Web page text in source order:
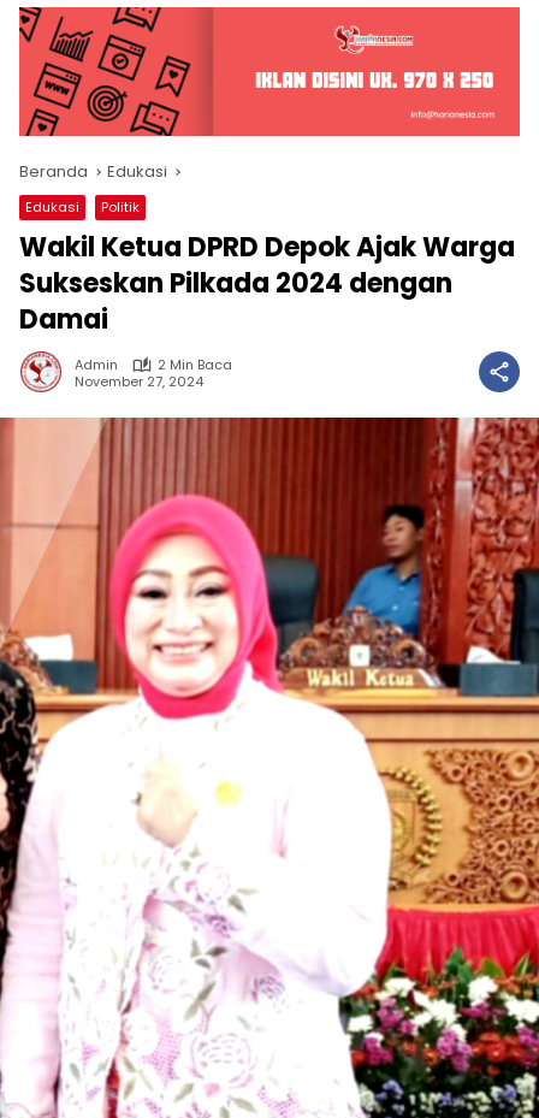
Beranda Edukasi
Edukasi Politik
Wakil Ketua DPRD Depok Ajak Warga
Sukseskan Pilkada 2024 dengan
Damai
Admin
2 Min Baca
November 27, 2024